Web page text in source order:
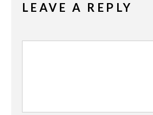
LEAVE A REPLY